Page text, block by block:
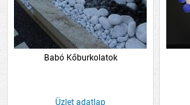
Babó Kőburkolatok
Üzlet adatlap